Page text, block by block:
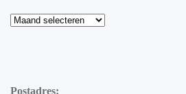
Blog
Postadres: